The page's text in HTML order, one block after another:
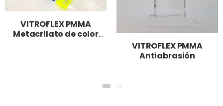
VITROFLEX PMMA
Metacrilato de color
VITROFLEX PMMA
Antiabrasión